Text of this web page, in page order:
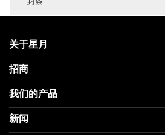
关于星月
企业简介
企业文化
荣誉殿堂
招商
门店展示
在线留言
我们的产品
民用家装（零售）
新闻